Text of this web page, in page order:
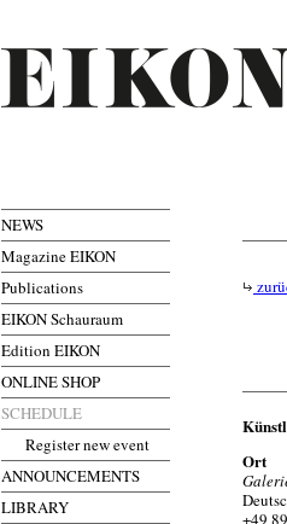
NEWS
Magazine EIKON
Publications
EIKON Schauraum
Edition EIKON
ONLINE SHOP
SCHEDULE
Register new event
ANNOUNCEMENTS
LIBRARY
Ort
+49